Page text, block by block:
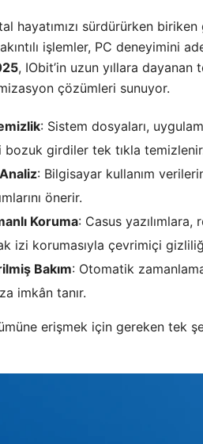
hayatımızı sürdürürken
işlemler, PC deneyimini
, IObit’in uzun yıllara
çözümleri sunuyor.
: Sistem dosyaları,
girdiler tek tıkla
: Bilgisayar kullanım
önerir.
Koruma: Casus
izi korumasıyla çevrimiçi
Bakım: Otomatik
imkân tanır.
erişmek için gereken tek